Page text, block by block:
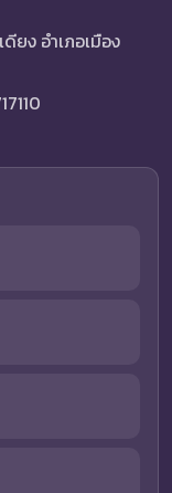
ยง อำเภอเมือง